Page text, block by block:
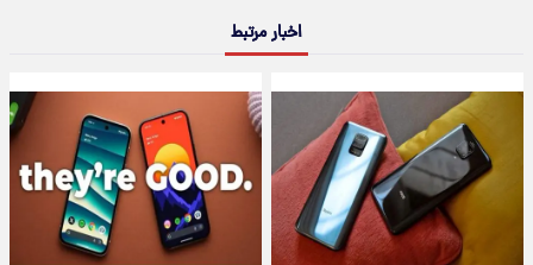
اخبار مرتبط